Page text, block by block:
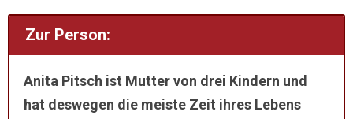
Zur Person:
Anita Pitsch ist Mutter von drei Kindern und
hat deswegen die meiste Zeit ihres Lebens